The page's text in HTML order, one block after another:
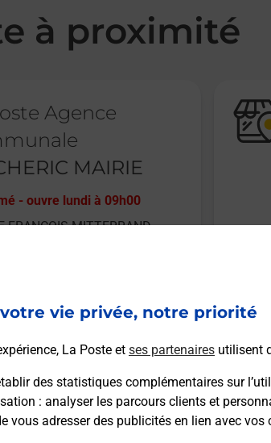
vie privée, notre priorité
La Poste et ses partenaires utilisent
des statistiques complémentaires sur
: analyser les parcours clients et
vous adresser des publicités en lien avec vos
à proximité
Agence
MAIRIE
-ouvre lundi à 09h00
FRANCOIS MITTERRAND
plus